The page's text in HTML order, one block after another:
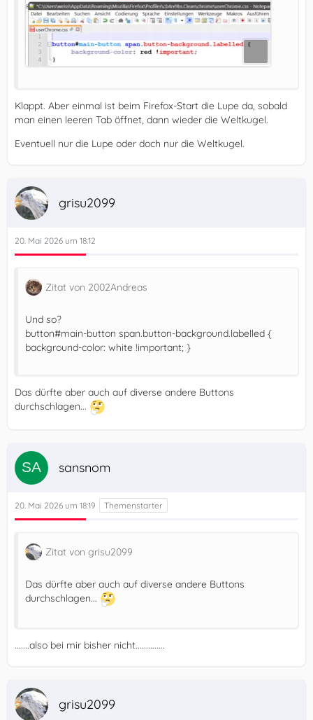
Klappt. Aber einmal ist beim Firefox-Start die Lupe da, sobald
man einen leeren Tab öffnet, dann wieder die Weltkugel.
Eventuell nur die Lupe oder doch nur die Weltkugel.
grisu2099
20. Mai 2026 um 18:12
Zitat von 2002Andreas
Und so?
button#main-button span.button-background.labelled {
background-color: white !important; }
Das dürfte aber auch auf diverse andere Buttons
durchschlagen...
sansnom
20. Mai 2026 um 18:19
Zitat von grisu2099
Das dürfte aber auch auf diverse andere Buttons
durchschlagen...
.......also bei mir bisher nicht..............
grisu2099